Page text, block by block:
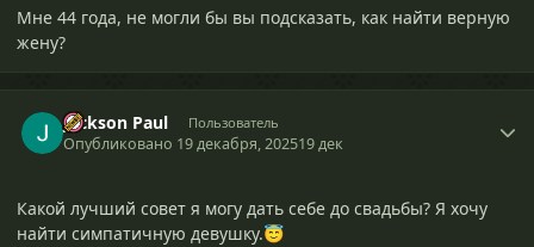
Мне 44 года, не могли бы вы подсказать, как найти верную
жену?
Jackson Paul Пользователь
Опубликовано 19 декабря, 202519 дек
Какой лучший совет я могу дать себе до свадьбы? Я хочу
найти симпатичную девушку.😇